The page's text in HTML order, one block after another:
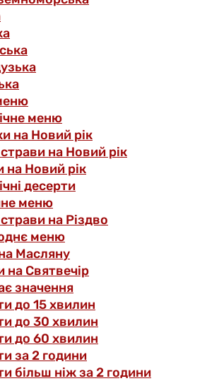
меню
на Новий рік
страви на Новий рік
на Новий рік
десерти
меню
страви на Різдво
меню
Масляну
на Святвечір
значення
до 15 хвилин
до 30 хвилин
до 60 хвилин
за 2 години
більш ніж за 2 години